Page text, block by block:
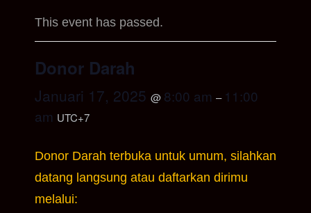
This event has passed.
Donor Darah
Januari 17, 2025 @ 8:00 am – 11:00
am UTC+7
Donor Darah terbuka untuk umum, silahkan
datang langsung atau daftarkan dirimu
melalui: